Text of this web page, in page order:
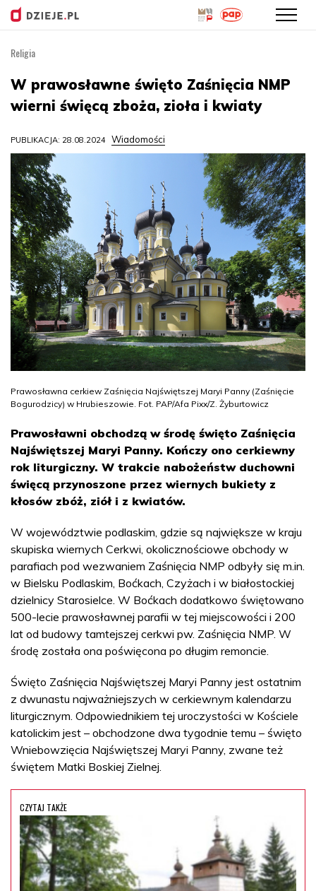
treści
Religia
W prawosławne święto Zaśnięcia NMP
wierni święcą zboża, zioła i kwiaty
PUBLIKACJA: 28.08.2024 Wiadomości
Prawosławna cerkiew Zaśnięcia Najświętszej Maryi Panny (Zaśnięcie
Bogurodzicy) w Hrubieszowie. Fot. PAP/Afa Pixx/Z. Żyburtowicz
Prawosławni obchodzą w środę święto Zaśnięcia
Najświętszej Maryi Panny. Kończy ono cerkiewny
rok liturgiczny. W trakcie nabożeństw duchowni
święcą przynoszone przez wiernych bukiety z
kłosów zbóż, ziół i z kwiatów.
W województwie podlaskim, gdzie są największe w kraju
skupiska wiernych Cerkwi, okolicznościowe obchody w
parafiach pod wezwaniem Zaśnięcia NMP odbyły się m.in.
w Bielsku Podlaskim, Boćkach, Czyżach i w białostockiej
dzielnicy Starosielce. W Boćkach dodatkowo świętowano
500-lecie prawosławnej parafii w tej miejscowości i 200
lat od budowy tamtejszej cerkwi pw. Zaśnięcia NMP. W
środę została ona poświęcona po długim remoncie.
Święto Zaśnięcia Najświętszej Maryi Panny jest ostatnim
z dwunastu najważniejszych w cerkiewnym kalendarzu
liturgicznym. Odpowiednikiem tej uroczystości w Kościele
katolickim jest – obchodzone dwa tygodnie temu – święto
Wniebowzięcia Najświętszej Maryi Panny, zwane też
świętem Matki Boskiej Zielnej.
CZYTAJ TAKŻE